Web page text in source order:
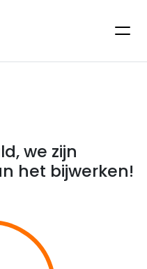
we zijn
het bijwerken!